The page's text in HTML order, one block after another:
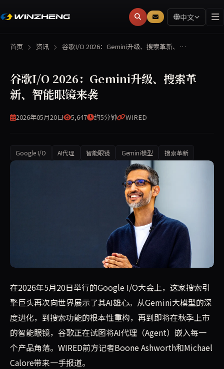
中文
首页 资讯 谷歌I/O 2026：Gemini升级、搜索革新、…
谷歌I/O 2026：Gemini升级、搜索革
新、智能眼镜来袭
2026年05月20日 5,647 约5分钟 WIRED
Google I/O AI代理 智能眼镜 Gemini模型 搜索革新
2026年谷歌I/O大会聚焦AI全方位渗透：Gemini模型能力跃
在2026年5月20日举行的Google I/O大会上，这家搜索引
擎巨头再次向世界展示了其AI雄心。从Gemini大模型的深
度进化，到搜索功能的根本性重构，再到即将在秋季上市
的智能眼镜，谷歌正在试图将AI代理（Agent）嵌入每一
个产品角落。WIRED前方记者Boone Ashworth和Michael
Calore带来一手报道。